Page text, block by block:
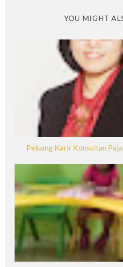
YOU MIGHT
Peluang Karir Konsultan